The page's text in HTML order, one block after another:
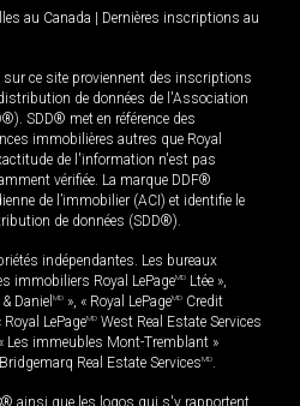
au Canada
Dernières inscriptions au
ce site proviennent des inscriptions
de données de l'Association
SDD® met en référence des
immobilières autres que Royal
de l'information n'est pas
vérifiée. La marque DDF®
de l’immobilier (ACI) et identifie le
de données (SDD®).
indépendantes. Les bureaux
immobiliers Royal LePageMD Ltée »,
Daniel MD », « Royal LePageMD Credit
Royal LePageMD West Real Estate Services
Les immeubles Mont-Tremblant »
Real Estate ServicesMD.
ainsi que les logos qui s'y rapportent